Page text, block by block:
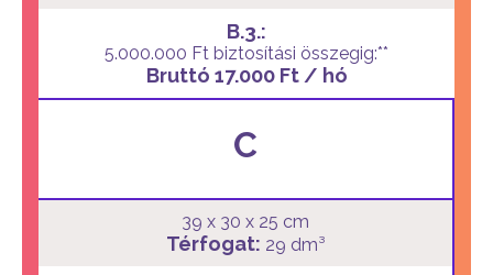
B.3.:
5.000.000 Ft biztosítási összegig:**
Bruttó 17.000 Ft / hó
C
39 x 30 x 25 cm
Térfogat: 29 dm³